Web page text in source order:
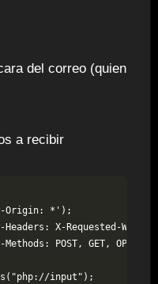
del correo (quien
a recibir
Origin: *');
X-Requested-
POST, GET,
input");